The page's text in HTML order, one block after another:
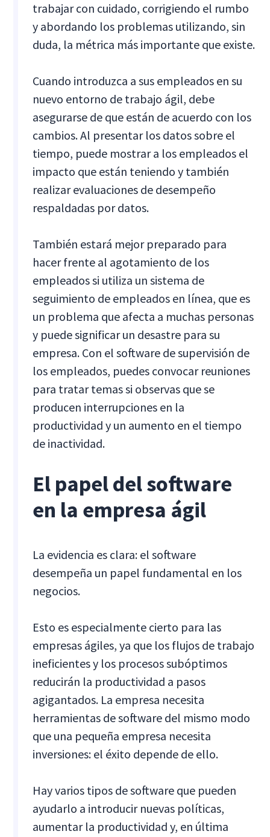
trabajar con cuidado, corrigiendo el rumbo
y abordando los problemas utilizando, sin
duda, la métrica más importante que existe.
Cuando introduzca a sus empleados en su
nuevo entorno de trabajo ágil, debe
asegurarse de que están de acuerdo con los
cambios. Al presentar los datos sobre el
tiempo, puede mostrar a los empleados el
impacto que están teniendo y también
realizar evaluaciones de desempeño
respaldadas por datos.
También estará mejor preparado para
hacer frente al agotamiento de los
empleados si utiliza un sistema de
seguimiento de empleados en línea, que es
un problema que afecta a muchas personas
y puede significar un desastre para su
empresa. Con el software de supervisión de
los empleados, puedes convocar reuniones
para tratar temas si observas que se
producen interrupciones en la
productividad y un aumento en el tiempo
de inactividad.
El papel del software
en la empresa ágil
La evidencia es clara: el software
desempeña un papel fundamental en los
negocios.
Esto es especialmente cierto para las
empresas ágiles, ya que los flujos de trabajo
ineficientes y los procesos subóptimos
reducirán la productividad a pasos
agigantados. La empresa necesita
herramientas de software del mismo modo
que una pequeña empresa necesita
inversiones: el éxito depende de ello.
Hay varios tipos de software que pueden
ayudarlo a introducir nuevas políticas,
aumentar la productividad y, en última